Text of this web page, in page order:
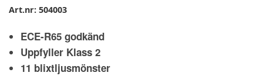
Art.nr: 504003
ECE-R65 godkänd
Uppfyller Klass 2
11 blixtljusmönster